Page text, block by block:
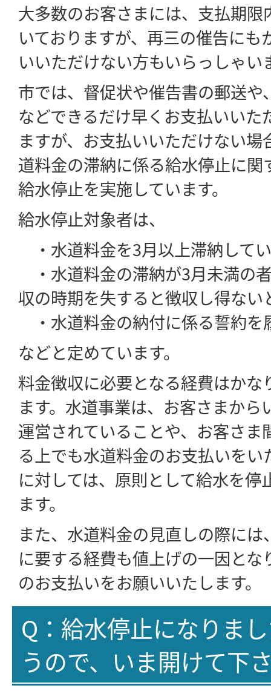
大多数のお客さまには、支払期
いておりますが、再三の催告にも
いいただけない方もいらっしゃい
市では、督促状や催告書の郵送や
などできるだけ早くお支払いいた
ますが、お支払いいただけない
道料金の滞納に係る給水停止に
給水停止を実施しています。
給水停止対象者は、
・水道料金を3月以上滞納して
・水道料金の滞納が3月未満の
収の時期を失すると徴収し得ない
・水道料金の納付に係る誓約を
などと定めています。
料金徴収に必要となる経費はかな
ます。水道事業は、お客さまから
運営されていることや、お客さま
る上でも水道料金のお支払いを
に対しては、原則として給水を停
ます。
また、水道料金の見直しの際に
に要する経費も値上げの一因とな
のお支払いをお願いいたします。
Q：給水停止になりま
うので、いま開けて下